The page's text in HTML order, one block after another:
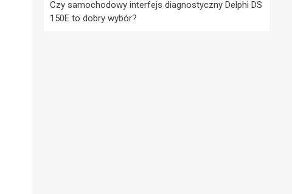
Czy samochodowy interfejs diagnostyczny Delphi DS
150E to dobry wybór?